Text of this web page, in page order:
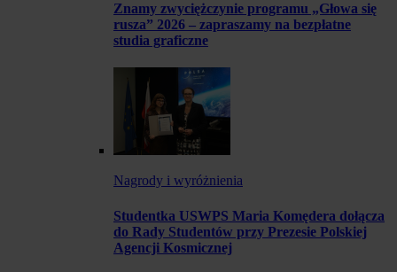
Znamy zwyciężczynie programu „Głowa się
rusza” 2026 – zapraszamy na bezpłatne
studia graficzne
Nagrody i wyróżnienia
Studentka USWPS Maria Komędera dołącza
do Rady Studentów przy Prezesie Polskiej
Agencji Kosmicznej